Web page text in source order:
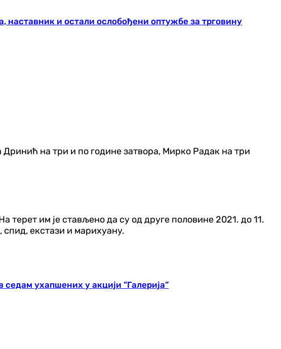
наставник и остали ослобођени оптужбе за трговину
на три и по године затвора, Мирко Радак на три
терет им је стављено да су од друге половине 2021. до 11.
екстази и марихуану.
ухапшених у акцији ”Галерија”